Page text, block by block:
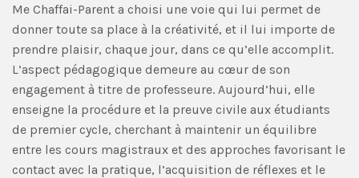
Me Chaffai-Parent a choisi une voie qui lui permet de
donner toute sa place à la créativité, et il lui importe de
prendre plaisir, chaque jour, dans ce qu’elle accomplit.
L’aspect pédagogique demeure au cœur de son
engagement à titre de professeure. Aujourd’hui, elle
enseigne la procédure et la preuve civile aux étudiants
de premier cycle, cherchant à maintenir un équilibre
entre les cours magistraux et des approches favorisant le
contact avec la pratique, l’acquisition de réflexes et le